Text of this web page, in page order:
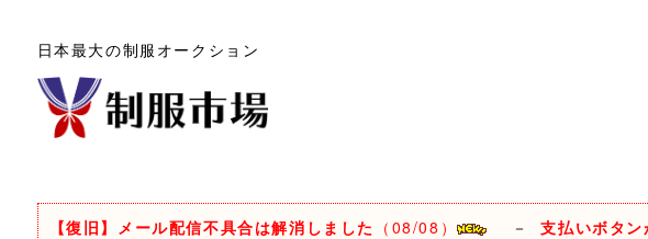
日本最大の制服オークション
【復旧】メール配信不具合は解消しました （08/08） －支払いボタ